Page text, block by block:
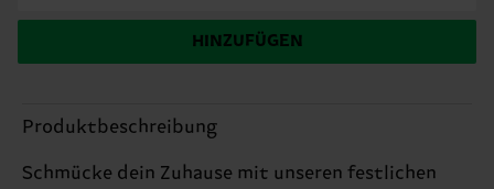
HINZUFÜGEN
Produktbeschreibung
Schmücke dein Zuhause mit unseren festlichen